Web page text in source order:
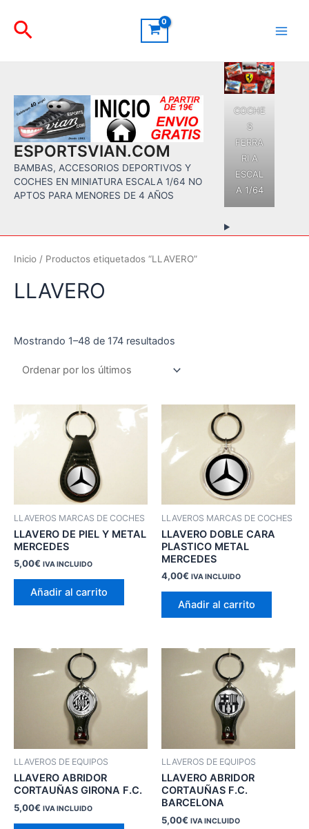
contenido
Buscar
ESPORTSVIAN.COM
BAMBAS, ACCESORIOS DEPORTIVOS Y
COCHES EN MINIATURA ESCALA 1/64 NO
APTOS PARA MENORES DE 4 AÑOS
COCHE
S
FERRA
RI A
ESCAL
A 1/64
Inicio / Productos etiquetados “LLAVERO”
LLAVERO
Mostrando 1–48 de 174 resultados
últimos
LLAVEROS MARCAS DE COCHES
LLAVERO DE PIEL Y METAL
MERCEDES
5,00€ IVA INCLUIDO
Añadir al carrito
LLAVEROS MARCAS DE COCHES
LLAVERO DOBLE CARA
PLASTICO METAL
MERCEDES
4,00€ IVA INCLUIDO
Añadir al carrito
LLAVEROS DE EQUIPOS
LLAVERO ABRIDOR
CORTAUÑAS GIRONA F.C.
5,00€ IVA INCLUIDO
LLAVEROS DE EQUIPOS
LLAVERO ABRIDOR
CORTAUÑAS F.C.
BARCELONA
5,00€ IVA INCLUIDO